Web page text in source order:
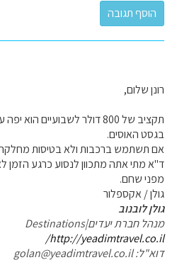
רונן שלום,
תקציב של 800 דולר לשבועיים הוא
בגסט האוסים.
אם תשתמש ברכבות ולא בטיסות
ד"א מתי אתה מתכוון לנסוע כרגע הזמן
מפני שחם.
גולן / אקספלור
גולן לובנוב
מנהל חברת יעדים|Destinations
http://yeadimtravel.co.il/
דוא"ל: golan@yeadimtravel.co.il